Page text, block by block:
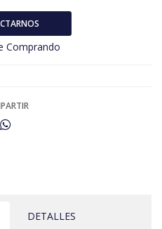
Comprando
DETALLES